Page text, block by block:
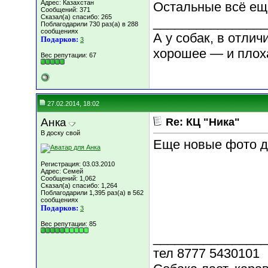
Адрес: Казахстан
Сообщений: 371
Сказал(а) спасибо: 265
Поблагодарили 730 раз(а) в 288
сообщениях
Подарков: 3
Вес репутации: 67
Остальные всё
А у собак, в
хорошее — и
27.02.2014, 18:02
Анка
В доску свой
Регистрация: 03.03.2010
Адрес: Семей
Сообщений: 1,062
Сказал(а) спасибо: 1,264
Поблагодарили 1,395 раз(а) в 562
сообщениях
Подарков: 3
Вес репутации: 85
Re: КЦ "Ника"
Еще новые фото
тел 8777 5430101